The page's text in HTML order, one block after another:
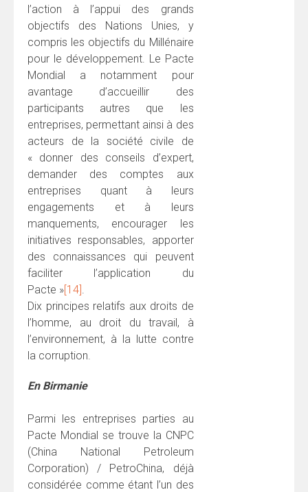
l’action à l’appui des grands
objectifs des Nations Unies, y
compris les objectifs du Millénaire
pour le développement. Le Pacte
Mondial a notamment pour
avantage d’accueillir des
participants autres que les
entreprises, permettant ainsi à des
acteurs de la société civile de
« donner des conseils d’expert,
demander des comptes aux
entreprises quant à leurs
engagements et à leurs
manquements, encourager les
initiatives responsables, apporter
des connaissances qui peuvent
faciliter l’application du
Pacte »[14].
Dix principes relatifs aux droits de
l’homme, au droit du travail, à
l’environnement, à la lutte contre
la corruption.
En Birmanie
Parmi les entreprises parties au
Pacte Mondial se trouve la CNPC
(China National Petroleum
Corporation) / PetroChina, déjà
considérée comme étant l’un des